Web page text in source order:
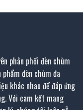
phân phối đèn chùm
đèn chùm đa
khác nhau để đáp ứng
Với cam kết mang